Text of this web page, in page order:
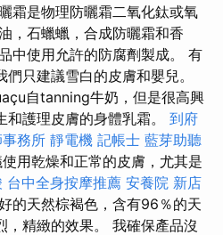
霜是物理防曬霜二氧化鈦或氧
，石蠟蠟，合成防曬霜和香
中使用允許的防腐劑製成。 有
只建議雪白的皮膚和嬰兒。
自tanning牛奶，但是很高興
護理皮膚的身體乳霜。 到府
務所 靜電機 記帳士 藍芽助聽
用乾燥和正常的皮膚，尤其是
台中全身按摩推薦 安養院 新店
的天然棕褐色，含有96％的天
，精緻的效果。 我確保產品沒